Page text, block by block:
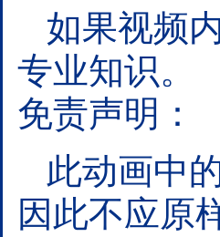
如果视频
专业知识。
免责声明：
此动画中
因此不应原